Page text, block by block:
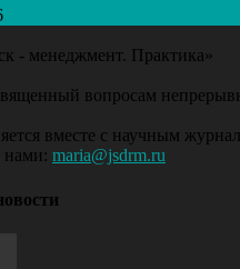
- менеджмент. Практика»
вопросам
вместе с научным
нами: maria@jsdrm.ru